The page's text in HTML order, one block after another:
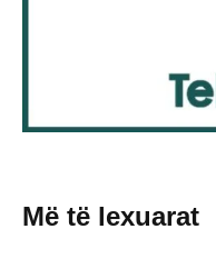
Më të lexuarat